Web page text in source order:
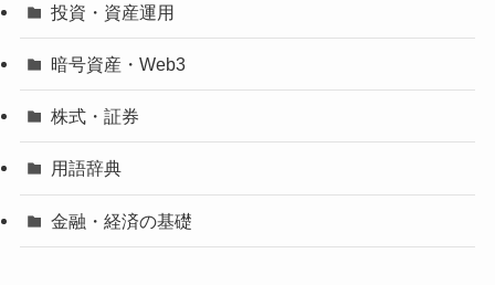
投資・資産運用
暗号資産・Web3
株式・証券
用語辞典
金融・経済の基礎